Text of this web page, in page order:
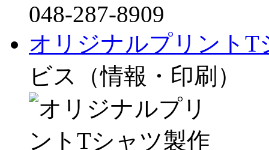
048-287-8909
オリジナルプリント
ビス（情報・印刷）